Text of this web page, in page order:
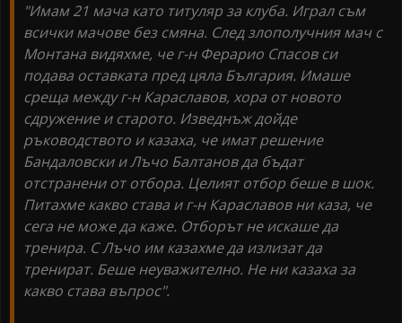
"Имам 21 мача като титуляр за клуба. Играл съм
всички мачове без смяна. След злополучния мач с
Монтана видяхме, че г-н Ферарио Спасов си
подава оставката пред цяла България. Имаше
среща между г-н Караславов, хора от новото
сдружение и старото. Изведнъж дойде
ръководството и казаха, че имат решение
Бандаловски и Лъчо Балтанов да бъдат
отстранени от отбора. Целият отбор беше в шок.
Питахме какво става и г-н Караславов ни каза, че
сега не може да каже. Отборът не искаше да
тренира. С Лъчо им казахме да излизат да
тренират. Беше неуважително. Не ни казаха за
какво става въпрос".